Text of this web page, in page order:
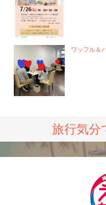
ワッフル＆
旅行気分